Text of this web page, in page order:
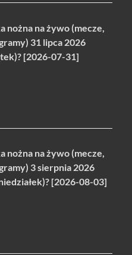
nożna na żywo (mecze,
31 lipca 2026
[2026-07-31]
nożna na żywo (mecze,
3 sierpnia 2026
[2026-08-03]